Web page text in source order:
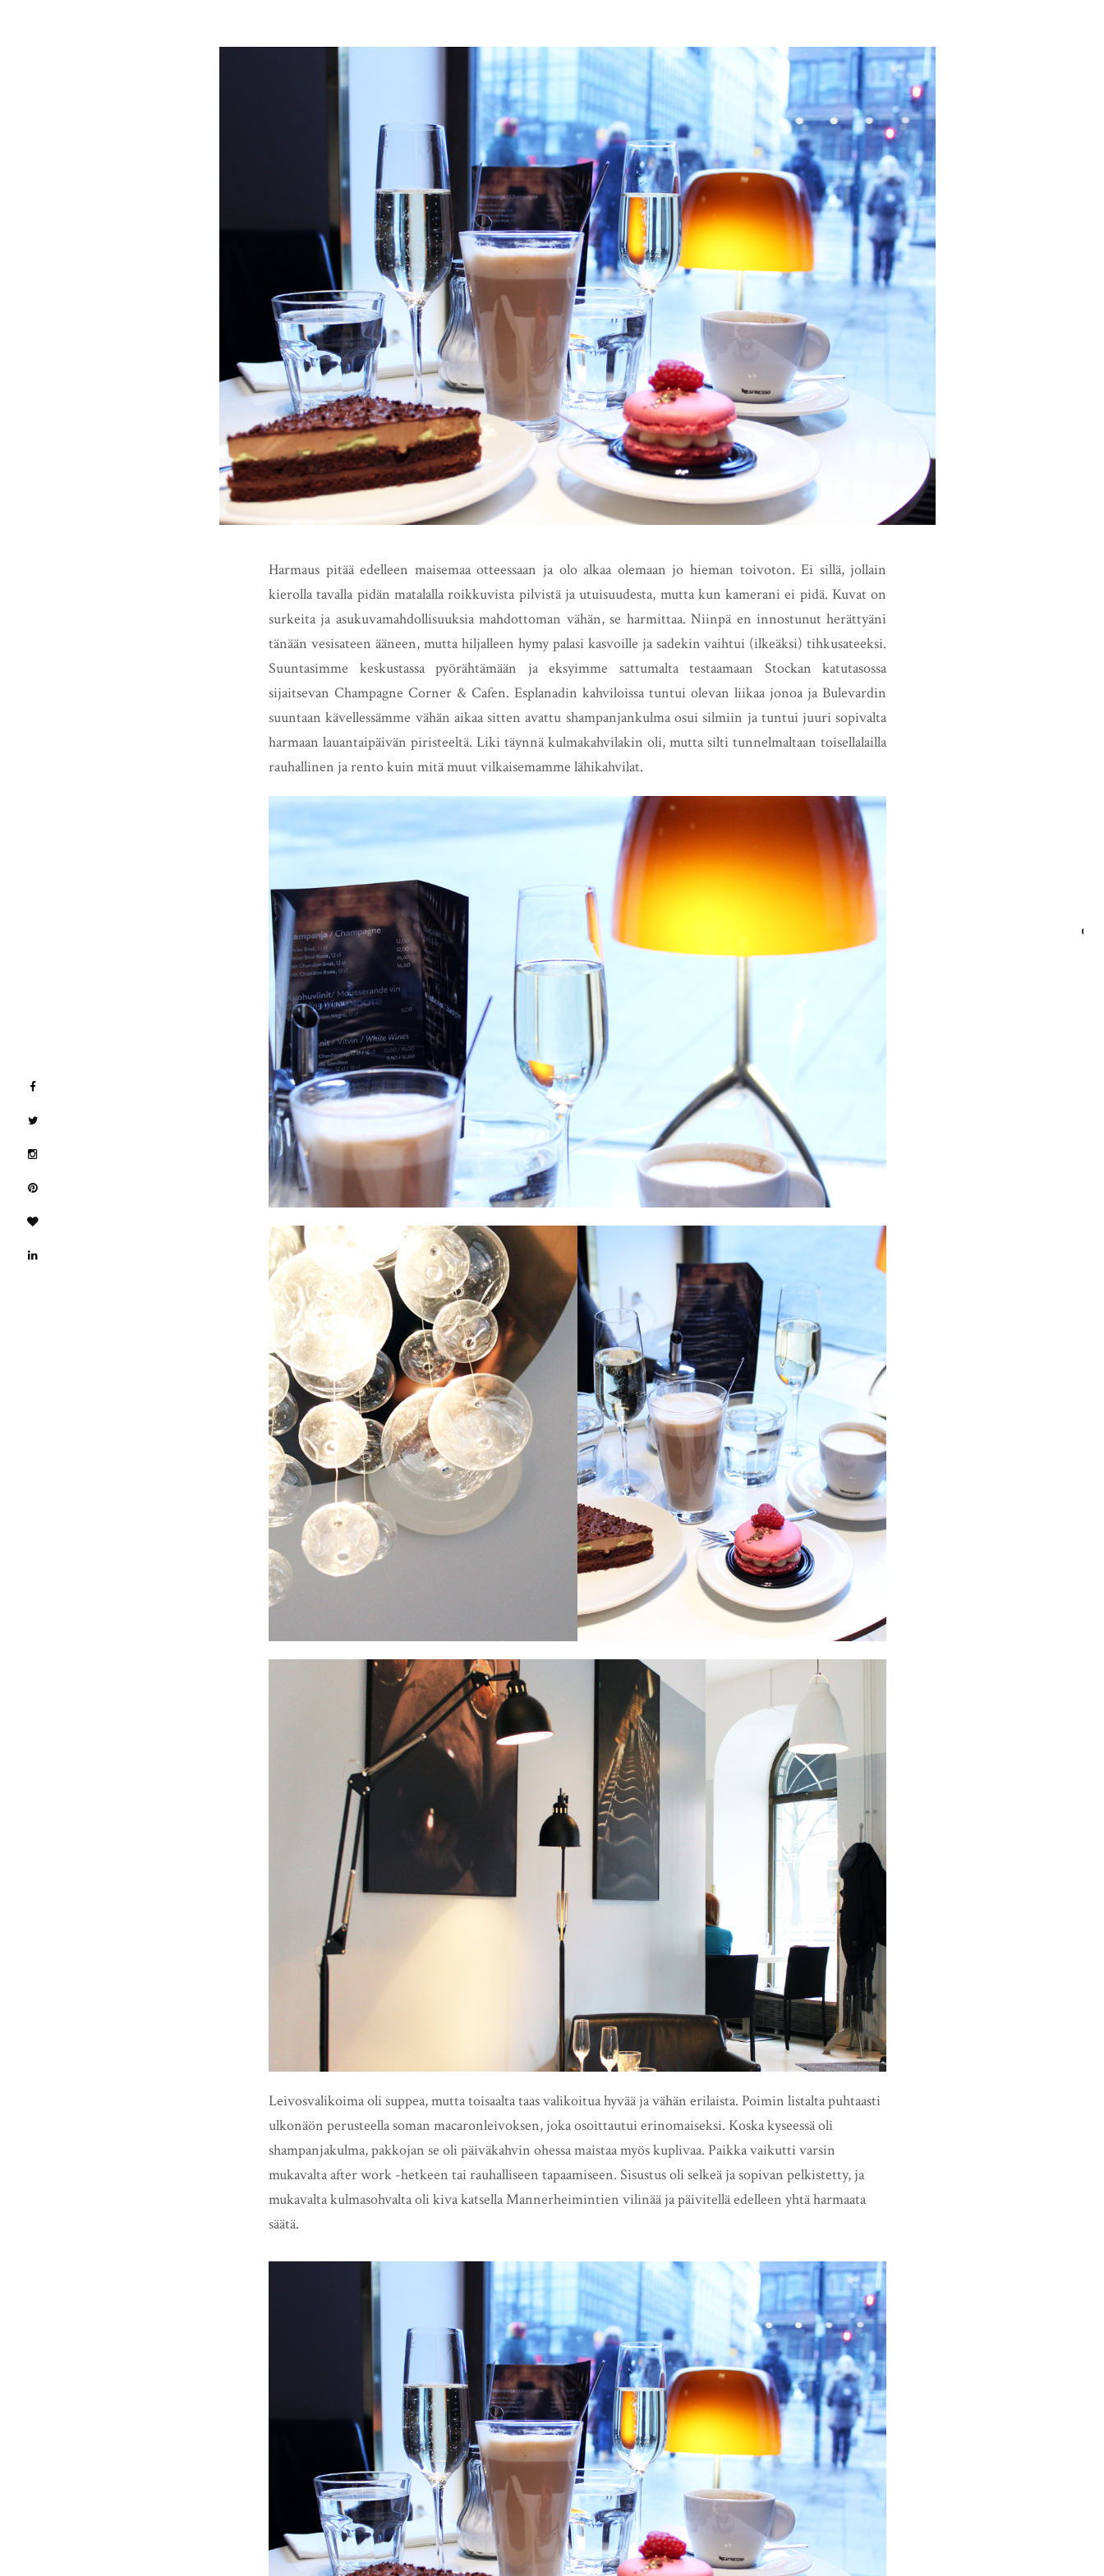
Harmaus pitää edelleen maisemaa otteessaan ja olo alkaa olemaan jo hieman toivoton. Ei sillä, jollain
kierolla tavalla pidän matalalla roikkuvista pilvistä ja utuisuudesta, mutta kun kamerani ei pidä. Kuvat on
surkeita ja asukuvamahdollisuuksia mahdottoman vähän, se harmittaa. Niinpä en innostunut herättyäni
tänään vesisateen ääneen, mutta hiljalleen hymy palasi kasvoille ja sadekin vaihtui (ilkeäksi) tihkusateeksi.
Suuntasimme keskustassa pyörähtämään ja eksyimme sattumalta testaamaan Stockan katutasossa
sijaitsevan Champagne Corner & Cafen. Esplanadin kahviloissa tuntui olevan liikaa jonoa ja Bulevardin
suuntaan kävellessämme vähän aikaa sitten avattu shampanjankulma osui silmiin ja tuntui juuri sopivalta
harmaan lauantaipäivän piristeeltä. Liki täynnä kulmakahvilakin oli, mutta silti tunnelmaltaan toisellalailla
rauhallinen ja rento kuin mitä muut vilkaisemamme lähikahvilat.
Leivosvalikoima oli suppea, mutta toisaalta taas valikoitua hyvää ja vähän erilaista. Poimin listalta puhtaasti
ulkonäön perusteella soman macaronleivoksen, joka osoittautui erinomaiseksi. Koska kyseessä oli
shampanjakulma, pakkojan se oli päiväkahvin ohessa maistaa myös kuplivaa. Paikka vaikutti varsin
mukavalta after work -hetkeen tai rauhalliseen tapaamiseen. Sisustus oli selkeä ja sopivan pelkistetty, ja
mukavalta kulmasohvalta oli kiva katsella Mannerheimintien vilinää ja päivitellä edelleen yhtä harmaata
säätä.